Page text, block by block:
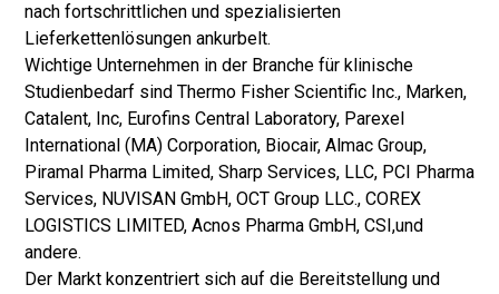
nach fortschrittlichen und spezialisierten
Lieferkettenlösungen ankurbelt.
Wichtige Unternehmen in der Branche für klinische
Studienbedarf sind Thermo Fisher Scientific Inc., Marken,
Catalent, Inc, Eurofins Central Laboratory, Parexel
International (MA) Corporation, Biocair, Almac Group,
Piramal Pharma Limited, Sharp Services, LLC, PCI Pharma
Services, NUVISAN GmbH, OCT Group LLC., COREX
LOGISTICS LIMITED, Acnos Pharma GmbH, CSI,und
andere.
Der Markt konzentriert sich auf die Bereitstellung und